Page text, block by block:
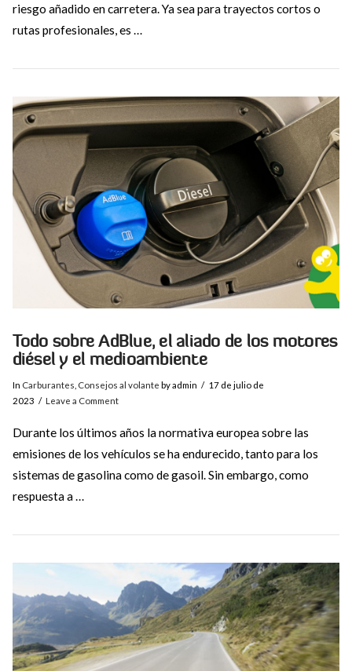
VIEW POST
riesgo añadido en carretera. Ya sea para trayectos cortos o
rutas profesionales, es …
VIEW POST
Todo sobre AdBlue, el aliado de los motores
diésel y el medioambiente
In Carburantes Consejos al volante by admin
17 de julio de
2023
Leave a Comment
Durante los últimos años la normativa europea sobre las
emisiones de los vehículos se ha endurecido, tanto para los
sistemas de gasolina como de gasoil. Sin embargo, como
respuesta a …